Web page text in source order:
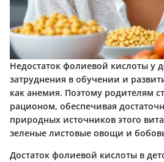
Недостаток фолиевой кислоты у
затруднения в обучении и
как анемия. Поэтому родителям
рационом, обеспечивая
природных источников этого
зеленые листовые овощи и
Достаток фолиевой кислоты в